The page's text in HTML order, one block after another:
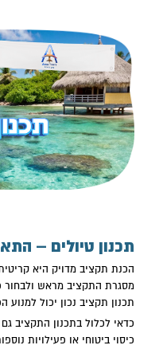
תכנון טיולים –
הכנת תקציב מדויק היא
מסגרת התקציב מראש ולבחור
תכנון תקציב נכון יכול
כדאי לכלול בתכנון התקציב
כיסוי ביטוחי או פעילויות